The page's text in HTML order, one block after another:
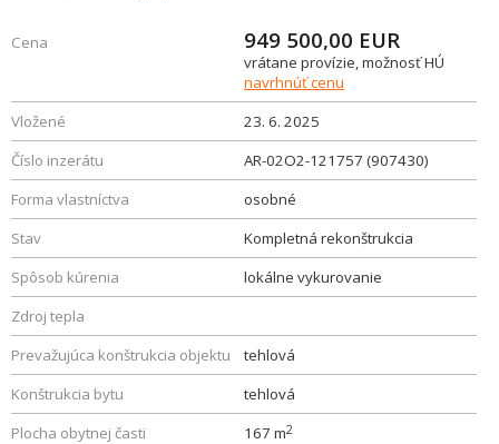
Cena 949 500,00 EUR
vrátane provízie, možnosť HÚ
navrhnúť cenu
Vložené
23. 6. 2025
Číslo inzerátu
AR-02O2-121757 (907430)
Forma vlastníctva
osobné
Stav
Kompletná rekonštrukcia
Spôsob kúrenia
lokálne vykurovanie
Zdroj tepla
Prevažujúca konštrukcia objektu
tehlová
Konštrukcia bytu
tehlová
Plocha obytnej časti
167 m2